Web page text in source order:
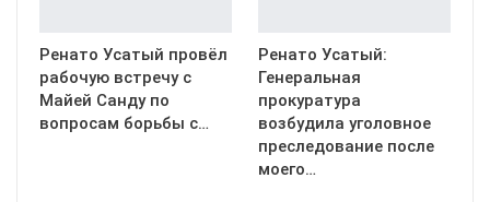
Ренато Усатый провёл
рабочую встречу с
Майей Санду по
вопросам борьбы с…
Ренато Усатый:
Генеральная
прокуратура
возбудила уголовное
преследование после
моего…